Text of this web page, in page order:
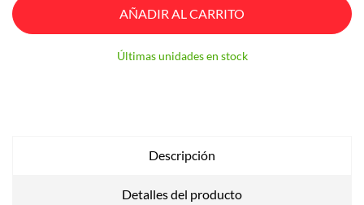
AÑADIR AL CARRITO
Últimas unidades en stock
Descripción
Detalles del producto